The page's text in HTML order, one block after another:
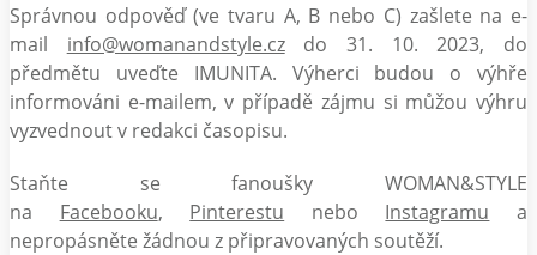
Správnou odpověď (ve tvaru A, B nebo C) zašlete na e-
mail info@womanandstyle.czdo 31. 10. 2023, do
předmětu uveďte IMUNITA. Výherci budou o výhře
informováni e-mailem, v případě zájmu si můžou výhru
vyzvednout v redakci časopisu.
Staňte se fanoušky WOMAN&STYLE
na Facebooku, Pinterestu nebo Instagramu a
nepropásněte žádnou z připravovaných soutěží.